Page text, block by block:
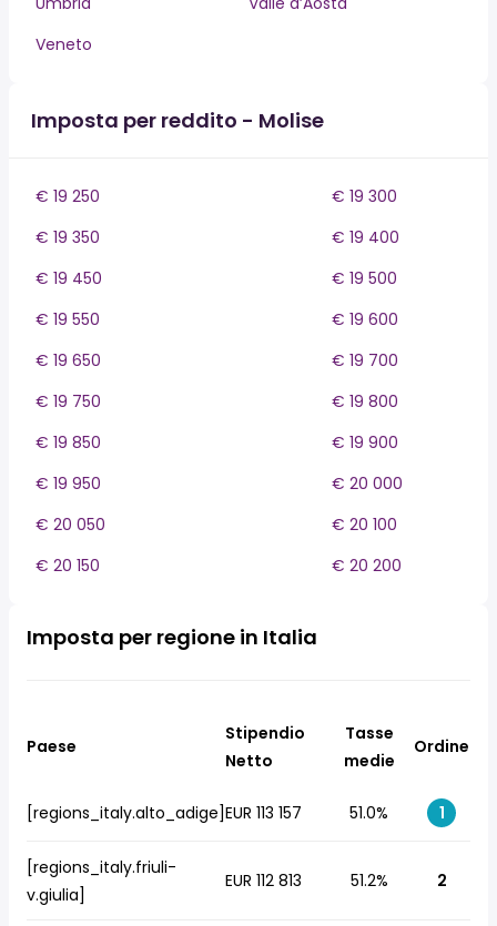
Veneto
Imposta per reddito - Molise
€ 19 250
€ 19 300
€ 19 350
€ 19 400
€ 19 450
€ 19 500
€ 19 550
€ 19 600
€ 19 650
€ 19 700
€ 19 750
€ 19 800
€ 19 850
€ 19 900
€ 19 950
€ 20 000
€ 20 050
€ 20 100
€ 20 150
€ 20 200
Imposta per regione in Italia
Paese
Stipendio
Netto
Tasse
medie
Ordine
[regions_italy.alto_adige]EUR 113 157 51.0% 1
[regions_italy.friuli-
v.giulia]
EUR 112 813 51.2% 2